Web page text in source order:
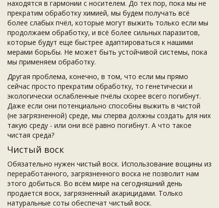
находятся в гармонии с носителем. До тех пор, пока мы не
прекратим обработку химией, мы будем получать всё
более слабых пчёл, которые могут выжить только если мы
продолжаем обработку, и всё более сильных паразитов,
которые будут еще быстрее адаптироваться к нашими
мерами борьбы. Не может быть устойчивой системы, пока
мы применяем обработку.
Другая проблема, конечно, в том, что если мы прямо
сейчас просто прекратим обработку, то генетически и
экологически ослабленные пчёлы скорее всего погибнут.
Даже если они потенциально способны выжить в чистой
(не загрязненной) среде, мы сперва должны создать для них
такую среду - или они всё равно погибнут. А что такое
чистая среда?
Чистый воск
Обязательно нужен чистый воск. Использование вощины из
переработанного, загрязненного воска не позволит нам
этого добиться. Во всём мире на сегодняшний день
продается воск, загрязненный акарицидами. Только
натуральные соты обеспечат чистый воск.